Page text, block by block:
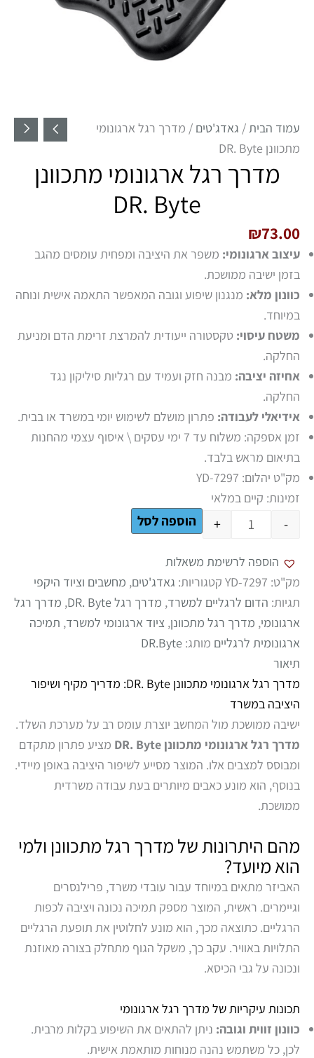
עמוד הבית/ גאדג'טים / מדרך רגל ארגונומי
מתכוונן DR. Byte
מדרך רגל ארגונומי מתכוונן
DR. Byte
₪73.00
עיצוב ארגונומי: משפר את היציבה ומפחית עומסים מהגב
בזמן ישיבה ממושכת.
כוונון מלא: מנגנון שיפוע וגובה המאפשר התאמה אישית ונוחה
במיוחד.
משטח עיסוי: טקסטורה ייעודית להמרצת זרימת הדם ומניעת
החלקה.
אחיזה יציבה: מבנה חזק ועמיד עם רגליות סיליקון נגד
החלקה.
אידיאלי לעבודה: פתרון מושלם לשימוש יומי במשרד או בבית.
זמן אספקה: משלוח עד 7 ימי עסקים \ איסוף עצמי מהחנות
בתיאום מראש בלבד.
מק"ט יהלום: YD-7297
זמינות: קיים במלאי
-
+ הוספה לסל
הוספה לרשימת משאלות
מק"ט: YD-7297 קטגוריות: גאדג'טים, מחשבים וציוד היקפי
תגיות: הדום לרגליים למשרד, מדרך רגל DR. Byte , מדרך רגל
ארגונומי, מדרך רגל מתכוונן, ציוד ארגונומי למשרד, תמיכה
ארגונומית לרגליים מותג: DR.Byte
תיאור
מדרך רגל ארגונומי מתכוונן DR. Byte: מדריך מקיף ושיפור
היציבה במשרד
ישיבה ממושכת מול המחשב יוצרת עומס רב על מערכת השלד.
מדרך רגל ארגונומי מתכוונן DR. Byte
מציע פתרון מתקדם
ומבוסס למצבים אלו. המוצר מסייע לשיפור היציבה באופן מיידי.
בנוסף, הוא מונע כאבים מיותרים בעת עבודה משרדית
ממושכת.
מהם היתרונות של מדרך רגל מתכוונן ולמי
הוא מיועד?
האביזר מתאים במיוחד עבור עובדי משרד, פרילנסרים
וגיימרים. ראשית, המוצר מספק תמיכה נכונה ויציבה לכפות
הרגליים. כתוצאה מכך, הוא מונע לחלוטין את תופעת הרגליים
התלויות באוויר. עקב כך, משקל הגוף מתחלק בצורה מאוזנת
ונכונה על גבי הכיסא.
תכונות עיקריות של מדרך רגל ארגונומי
כוונון זווית וגובה: ניתן להתאים את השיפוע בקלות מרבית.
לכן, כל משתמש נהנה מנוחות מותאמת אישית.